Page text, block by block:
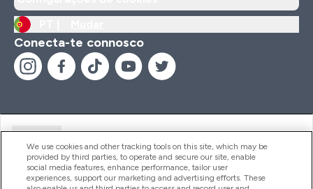
Conecta-te connosco
Produtos
We use cookies and other tracking tools on this site, which may be
provided by third parties, to operate and secure our site, enable
social media features, enhance performance, tailor user
experiences, support our marketing and advertising efforts. These